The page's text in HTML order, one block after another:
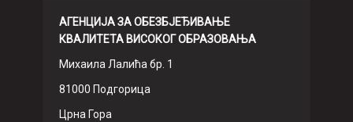
АГЕНЦИЈА ЗА ОБЕЗБЈЕЂИВАЊЕ
КВАЛИТЕТА ВИСОКОГ ОБРАЗОВАЊА
Михаила Лалића бр. 1
81000 Подгорица
Црна Гора